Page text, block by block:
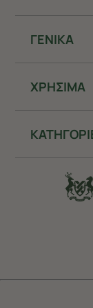
ΓΕΝΙΚΑ
ΧΡHΣΙΜΑ